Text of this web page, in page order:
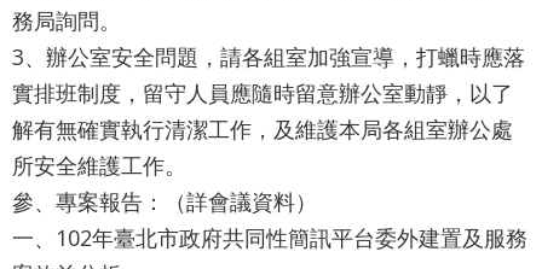
網
站
導
覽
English
陳
務局詢問。
3、辦公室安全問題，請各組室加強宣導，打蠟時應落
實排班制度，留守人員應隨時留意辦公室動靜，以了
解有無確實執行清潔工作，及維護本局各組室辦公處
所安全維護工作。
參、專案報告：（詳會議資料）
一、102年臺北市政府共同性簡訊平台委外建置及服務